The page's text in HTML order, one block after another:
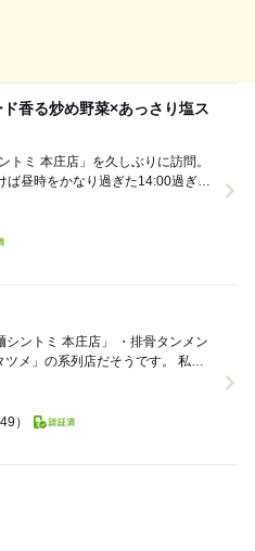
香る炒め野菜×あっさり塩ス
ミ 本庄店」を久しぶりに訪問。
ば昼時をかなり過ぎた14:00過ぎ。
）